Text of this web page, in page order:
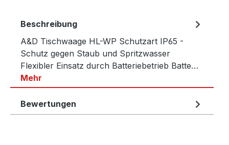
Beschreibung
A&D Tischwaage HL-WP Schutzart IP65 -
Schutz gegen Staub und Spritzwasser
Flexibler Einsatz durch Batteriebetrieb Batte…
Mehr
Bewertungen